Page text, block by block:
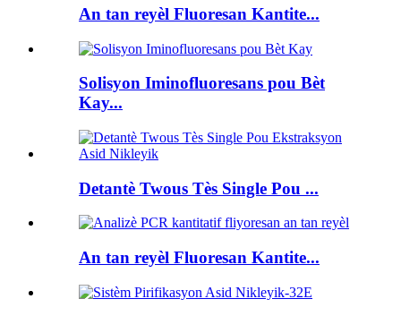
An tan reyèl Fluoresan Kantite...
Solisyon Iminofluoresans pou Bèt
Kay...
Detantè Twous Tès Single Pou ...
An tan reyèl Fluoresan Kantite...